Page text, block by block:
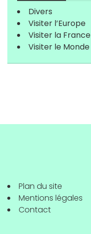
Divers
Visiter l’Europe
Visiter la France
Visiter le Monde
Plan du site
Mentions légales
Contact